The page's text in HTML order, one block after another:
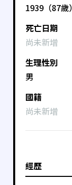
1939（87歲）
死亡日期
尚未新增
生理性別
男
國籍
尚未新增
經歷